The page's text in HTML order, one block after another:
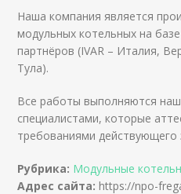
Наша компания является
модульных котельных на
партнёров (IVAR – Италия,
Тула).
Все работы выполняются
специалистами, которые
требованиями действующего
Рубрика: Модульные
Адрес сайта: https://npo-